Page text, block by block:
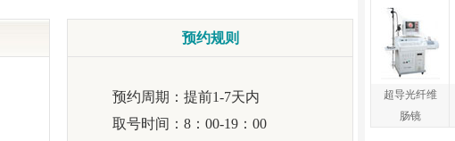
预约规则
预约周期： 提前1-7天内
取号时间： 8：00-19：00
超导光纤维
肠镜